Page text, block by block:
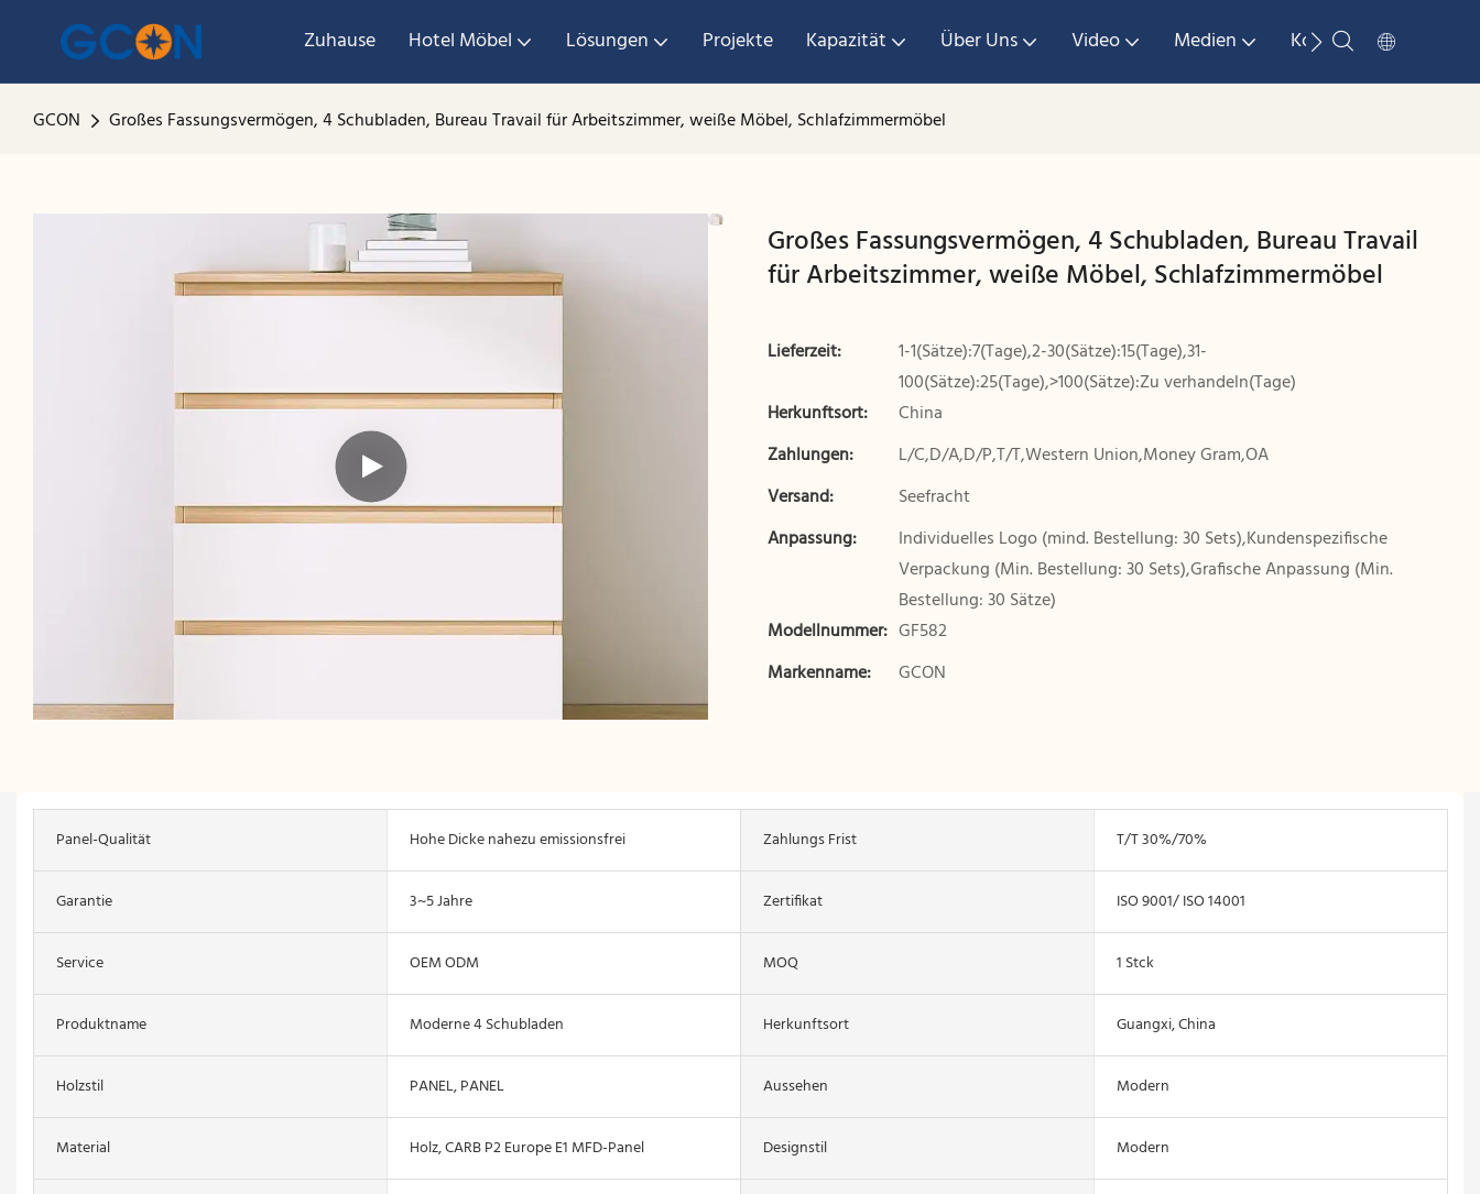
Zuhause Hotel Möbel Lösungen Projekte Kapazität Über Uns Video Medien Kontaktieren Sie Uns
GCON Großes Fassungsvermögen, 4 Schubladen, Bureau Travail für Arbeitszimmer, weiße Möbel, Schlafzimmermöbel
Großes Fassungsvermögen, 4 Schubladen, Bureau Travail
für Arbeitszimmer, weiße Möbel, Schlafzimmermöbel
Lieferzeit:
1-1(Sätze):7(Tage),2-30(Sätze):15(Tage),31-
100(Sätze):25(Tage),>100(Sätze):Zu verhandeln(Tage)
Herkunftsort:
China
Zahlungen:
L/C,D/A,D/P,T/T,Western Union,Money Gram,OA
Versand:
Seefracht
Anpassung:
Individuelles Logo (mind. Bestellung: 30 Sets),Kundenspezifische
Verpackung (Min. Bestellung: 30 Sets),Grafische Anpassung (Min.
Bestellung: 30 Sätze)
Modellnummer: GF582
Markenname:
GCON
Panel-Qualität Hohe Dicke nahezu emissionsfrei Zahlungs Frist T/T 30%/70%
Garantie 3~5 Jahre Zertifikat ISO 9001/ ISO 14001
Service OEM ODM MOQ 1 Stck
Produktname Moderne 4 Schubladen Herkunftsort Guangxi, China
Holzstil PANEL, PANEL Aussehen Modern
Material Holz, CARB P2 Europe E1 MFD-Panel Designstil Modern